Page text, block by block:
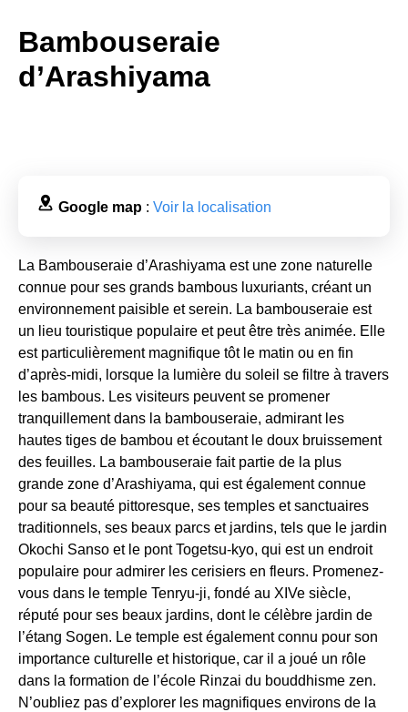
Bambouseraie
d’Arashiyama
Google map : Voir la localisation
La Bambouseraie d’Arashiyama est une zone naturelle
connue pour ses grands bambous luxuriants, créant un
environnement paisible et serein. La bambouseraie est
un lieu touristique populaire et peut être très animée. Elle
est particulièrement magnifique tôt le matin ou en fin
d’après-midi, lorsque la lumière du soleil se filtre à travers
les bambous. Les visiteurs peuvent se promener
tranquillement dans la bambouseraie, admirant les
hautes tiges de bambou et écoutant le doux bruissement
des feuilles. La bambouseraie fait partie de la plus
grande zone d’Arashiyama, qui est également connue
pour sa beauté pittoresque, ses temples et sanctuaires
traditionnels, ses beaux parcs et jardins, tels que le jardin
Okochi Sanso et le pont Togetsu-kyo, qui est un endroit
populaire pour admirer les cerisiers en fleurs. Promenez-
vous dans le temple Tenryu-ji, fondé au XIVe siècle,
réputé pour ses beaux jardins, dont le célèbre jardin de
l’étang Sogen. Le temple est également connu pour son
importance culturelle et historique, car il a joué un rôle
dans la formation de l’école Rinzai du bouddhisme zen.
N’oubliez pas d’explorer les magnifiques environs de la